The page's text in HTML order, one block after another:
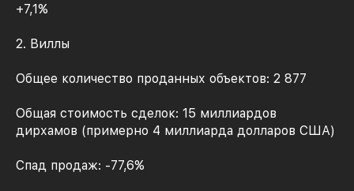
+7,1%
2. Виллы
Общее количество проданных объектов: 2 877
Общая стоимость сделок: 15 миллиардов
дирхамов (примерно 4 миллиарда долларов США)
Спад продаж: -77,6%